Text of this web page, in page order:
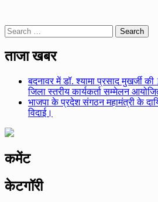
Search
for:
ताजा खबर
बदनावर में डॉ. श्यामा प्रसाद मुखर्जी
जिला स्तरीय कार्यकर्ता सम्मेलन
भाजपा के प्रदेश संगठन महामंत्री के
विदाई।
कमेंट
केटगॉरी